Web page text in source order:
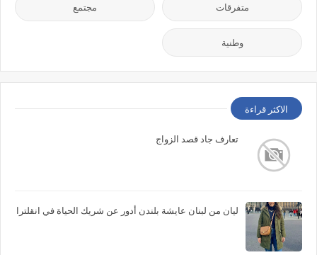
متفرقات مجتمع
وطنية
الاكثر قراءة
تعارف جاد قصد الزواج
ليان من لبنان عايشة بلندن أدور عن شريك الحياة في انقلترا